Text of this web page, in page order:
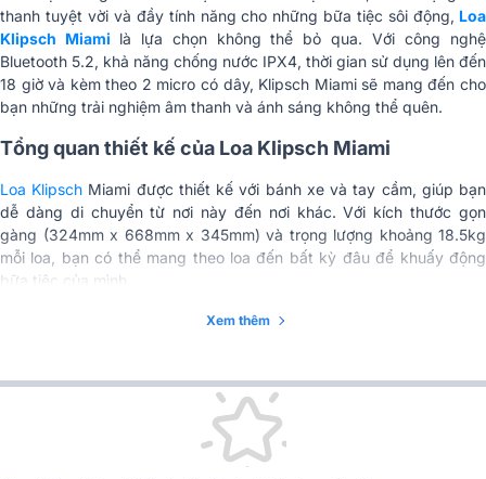
Kích thước (RxCxS) 324mm x 668mm x 345mm
Trọng lượng tịnh 18.5kg/loa
Trọng lượng cả hộp 20kg
Phụ kiện đi kèm Micro có dây, dây cắm điện nguồn
Nhập khẩu & Phân
phối
Công ty TNHH Quốc Tế Anh Duy
thanh tuyệt vời và đầy tính năng cho những bữa tiệc sôi động, Loa
Klipsch Miami là lựa chọn không thể bỏ qua. Với công nghệ
Bluetooth 5.2, khả năng chống nước IPX4, thời gian sử dụng lên đến
18 giờ và kèm theo 2 micro có dây, Klipsch Miami sẽ mang đến cho
bạn những trải nghiệm âm thanh và ánh sáng không thể quên.
Tổng quan thiết kế của Loa Klipsch Miami
Loa Klipsch Miami được thiết kế với bánh xe và tay cầm, giúp bạn
dễ dàng di chuyển từ nơi này đến nơi khác. Với kích thước gọn
gàng (324mm x 668mm x 345mm) và trọng lượng khoảng 18.5kg
mỗi loa, bạn có thể mang theo loa đến bất kỳ đâu để khuấy động
bữa tiệc của mình.
Xem thêm